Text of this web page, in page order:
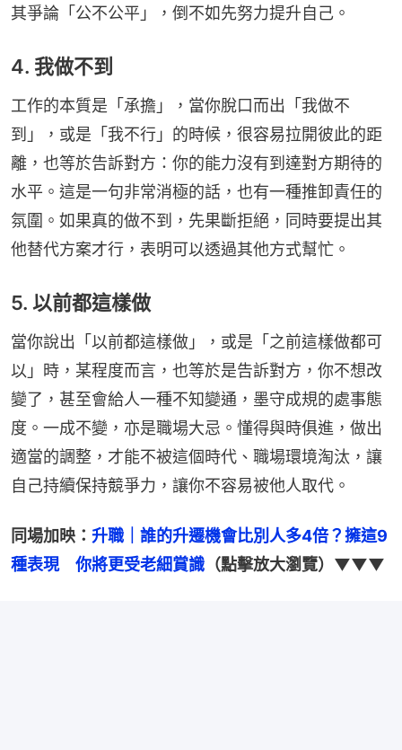
其爭論「公不公平」，倒不如先努力提升自己。
4. 我做不到
工作的本質是「承擔」，當你脫口而出「我做不
到」，或是「我不行」的時候，很容易拉開彼此的距
離，也等於告訴對方：你的能力沒有到達對方期待的
水平。這是一句非常消極的話，也有一種推卸責任的
氛圍。如果真的做不到，先果斷拒絕，同時要提出其
他替代方案才行，表明可以透過其他方式幫忙。
5. 以前都這樣做
當你說出「以前都這樣做」，或是「之前這樣做都可
以」時，某程度而言，也等於是告訴對方，你不想改
變了，甚至會給人一種不知變通，墨守成規的處事態
度。一成不變，亦是職場大忌。懂得與時俱進，做出
適當的調整，才能不被這個時代、職場環境淘汰，讓
自己持續保持競爭力，讓你不容易被他人取代。
同場加映： 升職｜誰的升遷機會比別人多4倍？擁這9
種表現　你將更受老細賞識 （點擊放大瀏覽）▼▼▼